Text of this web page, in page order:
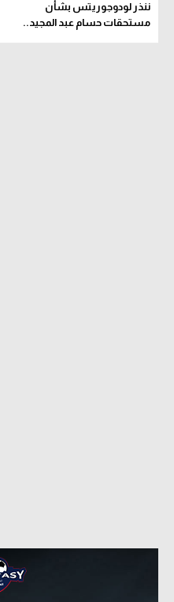
ننذر لودوجوريتس بشأن
مستحقات حسام عبد المجيد..